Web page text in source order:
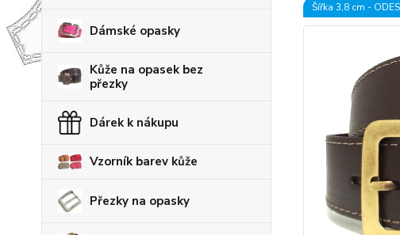
Dámské opasky
Kůže na opasek bez
přezky
Dárek k nákupu
Vzorník barev kůže
Přezky na opasky
Šířka 3,8 cm -